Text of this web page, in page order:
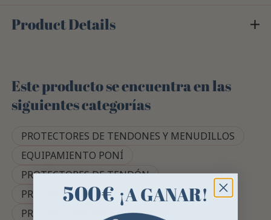
Product Details
Este producto se encuentra en las
siguientes categorías
PROTECTORES DE TENDONES Y MENUDILLOS
EQUIPAMIENTO PONÍ
PROTECTORES DE TENDÓN
PROTECTORES PONÍ
PROTECTORES BACK ON TRACK
500€ ¡A GANAR!